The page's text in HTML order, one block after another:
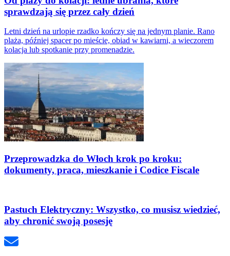
sprawdzają się przez cały dzień
Letni dzień na urlopie rzadko kończy się na jednym planie. Rano
plaża, później spacer po mieście, obiad w kawiarni, a wieczorem
kolacja lub spotkanie przy promenadzie.
Przeprowadzka do Włoch krok po kroku:
dokumenty, praca, mieszkanie i Codice Fiscale
Pastuch Elektryczny: Wszystko, co musisz wiedzieć,
aby chronić swoją posesję